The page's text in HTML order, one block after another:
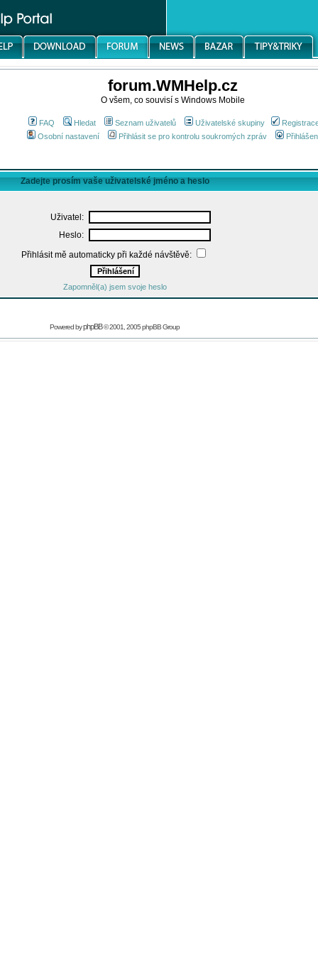
forum.WMHelp.cz
O všem, co souvisí s Windows Mobile
FAQ Hledat Seznam uživatelů Uživatelské skupiny
Osobní nastavení
Přihlásit se pro kontrolu soukromých zpráv
Zadejte prosím vaše uživatelské jméno a heslo
Uživatel:
Heslo:
Přihlásit mě automaticky při každé návštěvě:
Zapomněl(a) jsem svoje heslo
Powered byphpBB© 2001, 2005 phpBB Group